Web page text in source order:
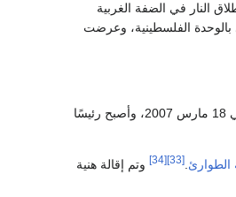
النار في الضفة الغربية
الفلسطينية، وعرضت
وشكل حكومة جديدة في 18 مارس 2007، وأصبح رئيسًا
الطوارئ [33]
[34]
وتم إقالة هنية